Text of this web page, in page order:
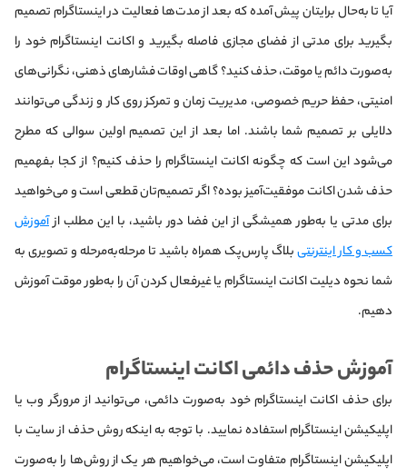
آیا تا به‌حال برایتان پیش آمده که بعد از مدت‌ها فعالیت در اینستاگرام تصمیم
بگیرید برای مدتی از فضای مجازی فاصله بگیرید و اکانت اینستاگرام خود را
به‌صورت دائم یا موقت، حذف کنید؟ گاهی اوقات فشارهای ذهنی، نگرانی‌های
امنیتی، حفظ حریم خصوصی، مدیریت زمان و تمرکز روی کار و زندگی می‌توانند
دلایلی بر تصمیم شما باشند. اما بعد از این تصمیم اولین سوالی که مطرح
می‌شود این است که چگونه اکانت اینستاگرام را حذف کنیم؟ از کجا بفهمیم
حذف شدن اکانت موفقیت‌آمیز بوده؟ اگر تصمیم‌تان قطعی است و می‌خواهید
برای مدتی یا به‌طور همیشگی از این فضا دور باشید، با این مطلب ازآموزش
کسب و کار اینترنتیبلاگ پارس‌پک همراه باشید تا مرحله‌به‌مرحله و تصویری به
شما نحوه دیلیت اکانت اینستاگرام یا غیرفعال کردن آن را به‌طور موقت آموزش
دهیم.
آموزش حذف دائمی اکانت اینستاگرام
برای حذف اکانت اینستاگرام خود به‌صورت دائمی، می‌توانید از مرورگر وب یا
اپلیکیشن اینستاگرام استفاده نمایید. با توجه به اینکه روش حذف از سایت با
اپلیکیشن اینستاگرام متفاوت است، می‌خواهیم هر یک از روش‌ها را به‌صورت